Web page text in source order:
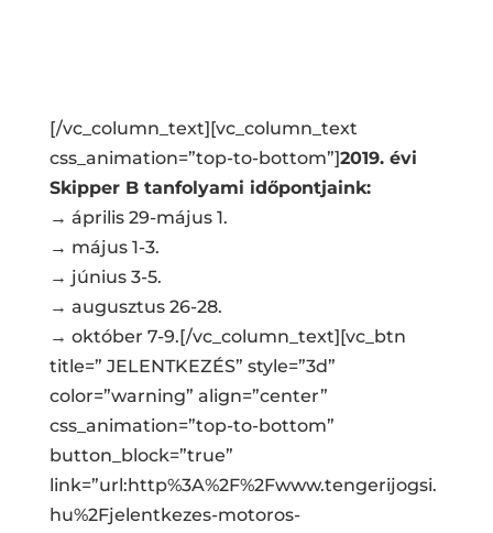
[/vc_column_text][vc_column_text
css_animation=”top-to-bottom”]2019. évi
Skipper B tanfolyami időpontjaink:
→ április 29-május 1.
→ május 1-3.
→ június 3-5.
→ augusztus 26-28.
→ október 7-9.[/vc_column_text][vc_btn
title=” JELENTKEZÉS” style=”3d”
color=”warning” align=”center”
css_animation=”top-to-bottom”
button_block=”true”
link=”url:http%3A%2F%2Fwww.tengerijogsi.
hu%2Fjelentkezes-motoros-